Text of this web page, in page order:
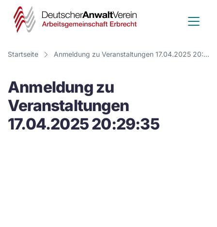
Deutscher
Anwalt
Verein
Startseite Anmeldung zu Veranstaltungen 17.04.2025 20:29:35
Anmeldung zu
Veranstaltungen
17.04.2025 20:29:35